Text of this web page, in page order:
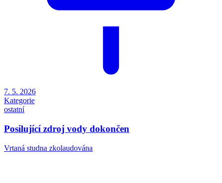
7. 5. 2026
Kategorie
ostatní
Posilující zdroj vody dokončen
Vrtaná studna zkolaudována